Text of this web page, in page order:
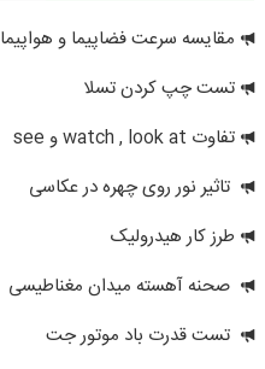
مقایسه سرعت فضاپیما و هواپیما
تست چپ کردن تسلا
تفاوت watch , look at و see
تاثیر نور روی چهره در عکاسی
طرز کار هیدرولیک
صحنه آهسته میدان مغناطیسی
تست قدرت باد موتور جت